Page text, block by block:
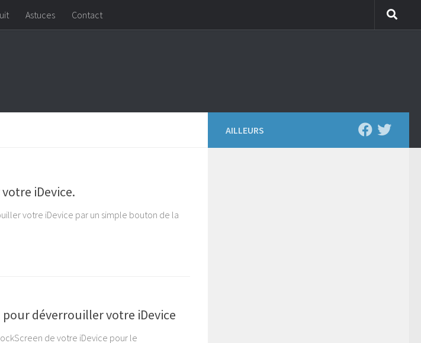
Astuces Contact
iDevice.
votre iDevice par un simple bouton de la
déverrouiller votre iDevice
de votre iDevice pour le
AILLEURS